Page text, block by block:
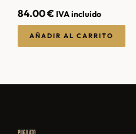
84.00€ IVA incluido
AÑADIR AL CARRITO